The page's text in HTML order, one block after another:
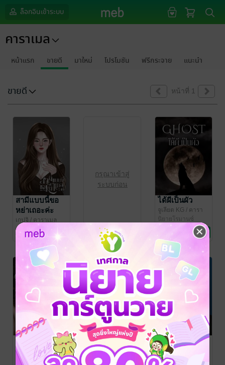
ล็อกอินเข้าระบบ
คาราเมล
หน้าแรก ขายดี มาใหม่ โปรโมชัน ฟรีกระจาย แนะนำ
ขายดี หน้าที่ 1
สามีแบบนี้ขอ
หย่าเถอะค่ะ
เกปจิ / คาราเมล
นิยายรัก
2 Rating
กรุณาเข้าสู่
ระบบก่อน
ได้ผีเป็นผัว
จูเลียต KG / คารา
เมล
นิยายโรมานซ์
7 Rating
แม่หมอขอผัว2
มนต์มหาเสน่ห์
เล่ห์นางมาร
เกปจิ
/ คาราเมล
ผัวตานี
เกปจิมาสเตอร์X/
คาราเมล
นิยายรัก
คุณอามาเฟีย
จูเลียตKG
เมล
นิยายโรมานซ์